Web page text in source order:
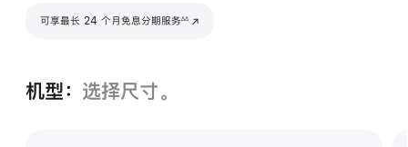
可享最长 24 个月免息分期服务∆∆
(在新窗口中打开)
机型： 选择尺寸。